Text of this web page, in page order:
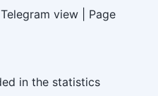
view | Page
in the statistics